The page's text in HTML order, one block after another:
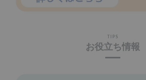
TIPS
お役立ち情報